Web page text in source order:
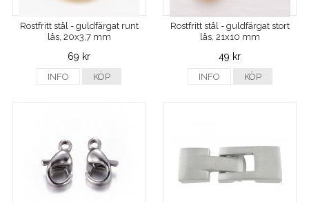
Rostfritt stål - guldfärgat runt
lås, 20x3,7 mm
69 kr
INFO KÖP
Rostfritt stål - guldfärgat stort
lås, 21x10 mm
49 kr
INFO KÖP